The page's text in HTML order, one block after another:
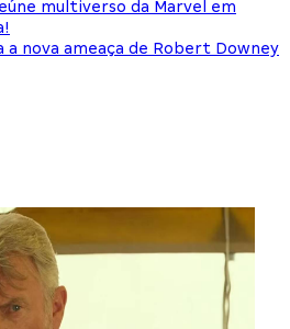
multiverso da Marvel em
nova ameaça de Robert Downey